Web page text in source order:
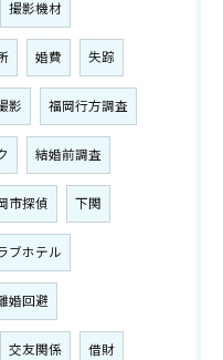
撮影機材
婚費 失踪
影 福岡行方調査
結婚前調査
市探偵 下関
ブホテル
婚回避
交友関係 借財